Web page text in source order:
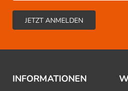
INFORMATIONEN